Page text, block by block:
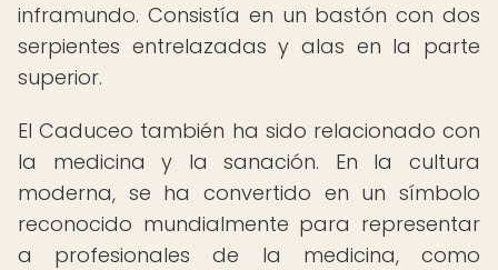
inframundo. Consistía en un bastón con dos
serpientes entrelazadas y alas en la parte
superior.
El Caduceo también ha sido relacionado con
la medicina y la sanación. En la cultura
moderna, se ha convertido en un símbolo
reconocido mundialmente para representar
a profesionales de la medicina, como